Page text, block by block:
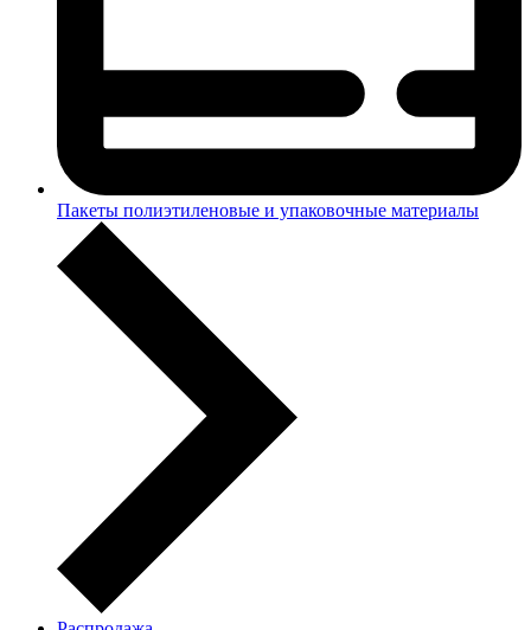
Пакеты полиэтиленовые и упаковочные материалы